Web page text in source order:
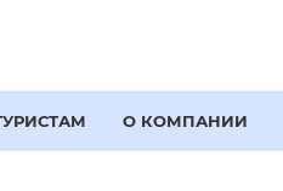
О КОМПАНИИ